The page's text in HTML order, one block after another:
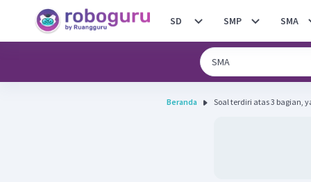
SD SMP SMA
Beranda Soal terdiri atas 3 bagian,